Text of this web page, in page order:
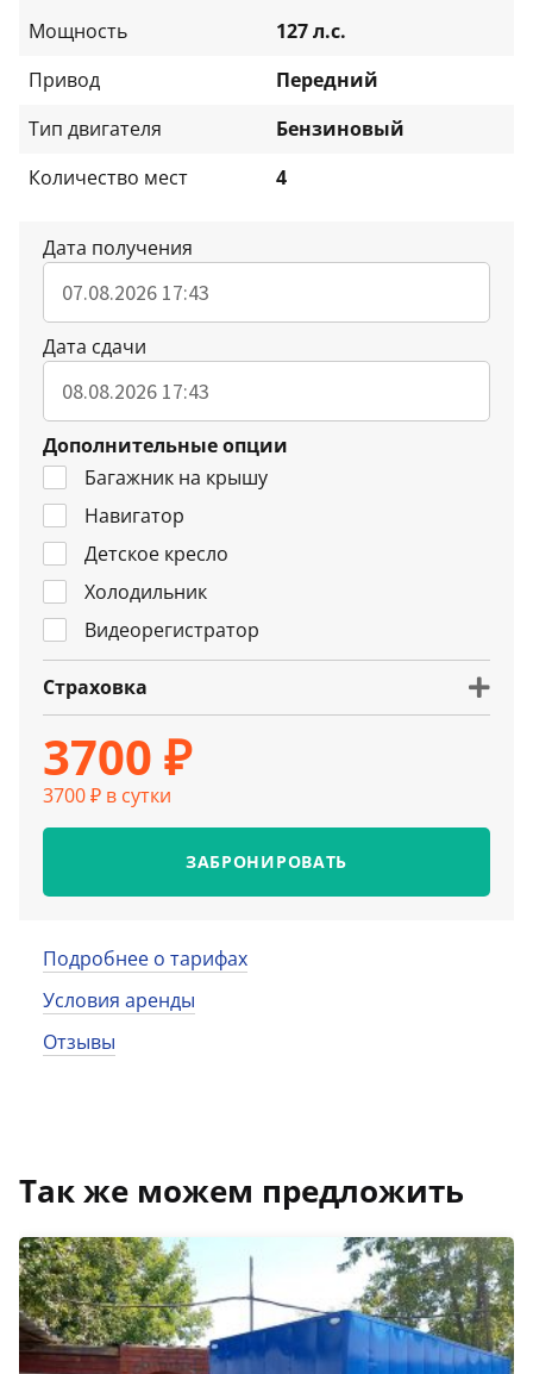
Мощность
127 л.с.
Привод
Передний
Тип двигателя
Бензиновый
Количество мест
4
Дата получения
Дата сдачи
Дополнительные опции
Багажник на крышу
Навигатор
Детское кресло
Холодильник
Видеорегистратор
Страховка
3700 ₽
3700 ₽ в сутки
ЗАБРОНИРОВАТЬ
Подробнее о тарифах
Условия аренды
Отзывы
Так же можем предложить